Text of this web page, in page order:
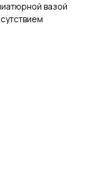
вазой